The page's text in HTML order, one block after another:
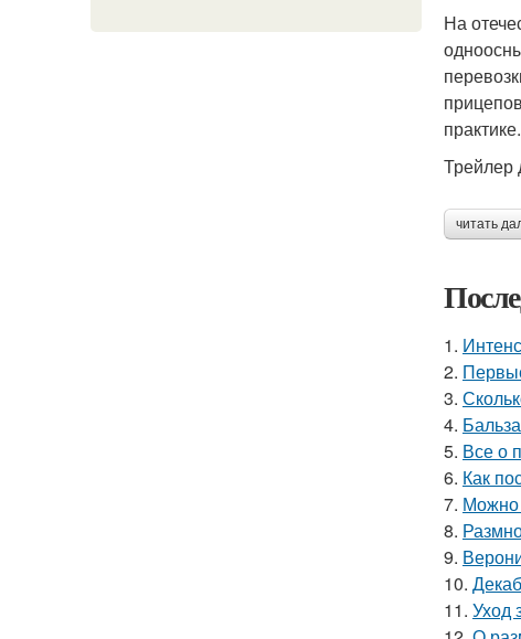
На
практике.
Трейлер
читать
1.
2.
3.
4.
5. Все о
6. Как
7. Можно
8.
9.
10.
11. Уход